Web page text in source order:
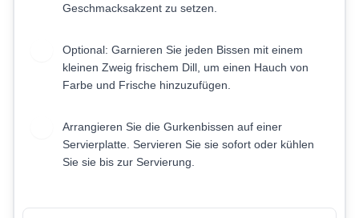
Geschmacksakzent zu setzen.
Optional: Garnieren Sie jeden Bissen mit einem
kleinen Zweig frischem Dill, um einen Hauch von
Farbe und Frische hinzuzufügen.
Arrangieren Sie die Gurkenbissen auf einer
Servierplatte. Servieren Sie sie sofort oder kühlen
Sie sie bis zur Servierung.